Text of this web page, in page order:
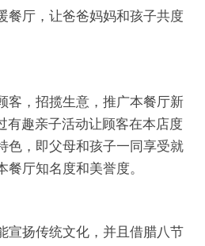
餐厅，让爸爸妈妈和孩子共度
客，招揽生意，推广本餐厅新
有趣亲子活动让顾客在本店度
色，即父母和孩子一同享受就
厅知名度和美誉度。
宣扬传统文化，并且借腊八节